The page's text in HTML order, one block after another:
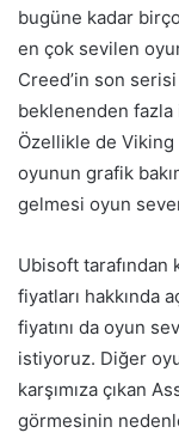
bugüne kadar
en çok sevilen
Creed’in son serisi
beklenenden
Özellikle de Viking
oyunun grafik
gelmesi oyun
Ubisoft tarafından
fiyatları hakkında
fiyatını da oyun
istiyoruz. Diğer
karşımıza çıkan
görmesinin